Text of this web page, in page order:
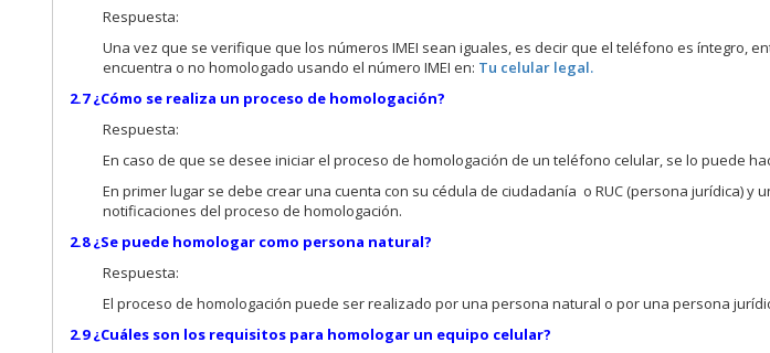
Respuesta:
Una vez que se verifique que los números IMEI sean iguales, es decir que el teléfono es íntegro,
encuentra o no homologado usando el número IMEI en: Tu celular legal.
2.7 ¿Cómo se realiza un proceso de homologación?
Respuesta:
En caso de que se desee iniciar el proceso de homologación de un teléfono celular, se lo puede
En primer lugar se debe crear una cuenta con su cédula de ciudadanía o RUC (persona jurídica) y
notificaciones del proceso de homologación.
2.8 ¿Se puede homologar como persona natural?
Respuesta:
El proceso de homologación puede ser realizado por una persona natural o por una persona
2.9 ¿Cuáles son los requisitos para homologar un equipo celular?